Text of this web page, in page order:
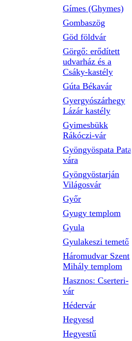
Gímes (Ghymes)
Gombaszög
Göd földvár
Görgő: erődített
udvarház és a
Csáky-kastély
Gúta Békavár
Gyergyószárhegy
Lázár kastély
Gyimesbükk
Rákóczi-vár
Gyöngyöspata Pata
vára
Gyöngyöstarján
Világosvár
Győr
Gyugy templom
Gyula
Gyulakeszi temető
Háromudvar Szent
Mihály templom
Hasznos: Cserteri-
vár
Hédervár
Hegyesd
Hegyestű